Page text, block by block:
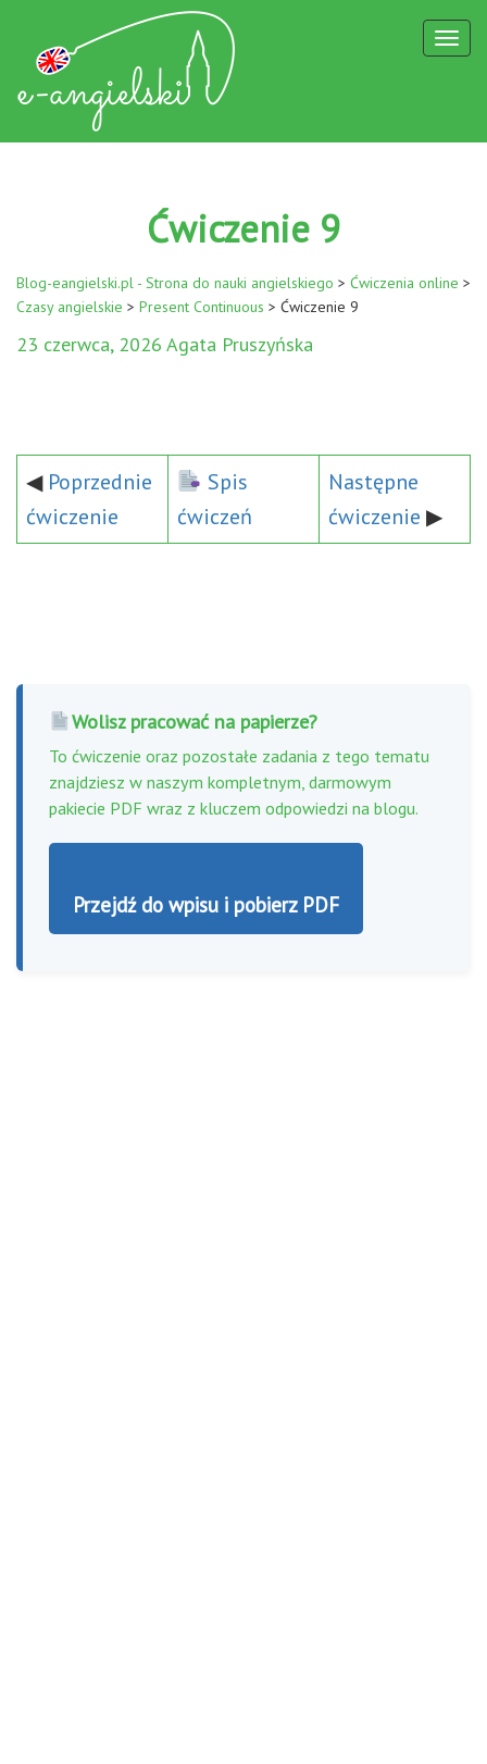
Ćwiczenie 9
Blog-eangielski.pl - Strona do nauki angielskiego > Ćwiczenia online >
Czasy angielskie > Present Continuous > Ćwiczenie 9
23 czerwca, 2026 Agata Pruszyńska
◀Poprzednie
ćwiczenie
Spis
ćwiczeń
Następne
ćwiczenie ▶
Wolisz pracować na papierze?
To ćwiczenie oraz pozostałe zadania z tego tematu
znajdziesz w naszym kompletnym, darmowym
pakiecie PDF wraz z kluczem odpowiedzi na blogu.
Przejdź do wpisu i pobierz PDF